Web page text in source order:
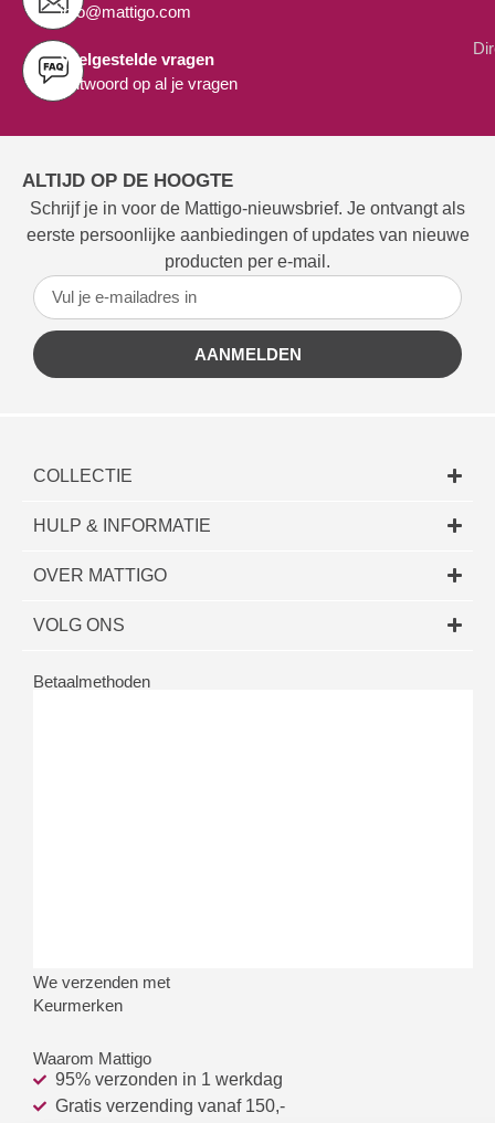
info@mattigo.com
Veelgestelde vragen
Antwoord op al je vragen
ALTIJD OP DE HOOGTE
Schrijf je in voor de Mattigo-nieuwsbrief. Je ontvangt als
eerste persoonlijke aanbiedingen of updates van nieuwe
producten per e-mail.
AANMELDEN
COLLECTIE
HULP & INFORMATIE
OVER MATTIGO
VOLG ONS
Betaalmethoden
We verzenden met
Keurmerken
Waarom Mattigo
95% verzonden in 1 werkdag
Gratis verzending vanaf 150,-